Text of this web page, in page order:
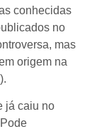
conhecidas
no
mas
origem na
já caiu no